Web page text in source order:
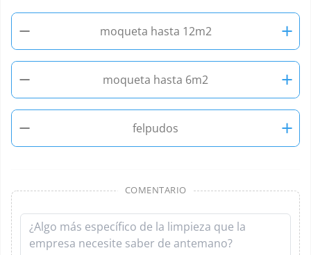
− moqueta hasta 12m2
+
−
moqueta hasta 6m2
+
−
felpudos +
COMENTARIO